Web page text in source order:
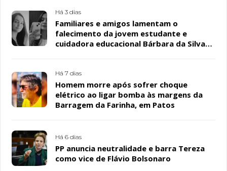
Há 3 dias
Familiares e amigos lamentam o
falecimento da jovem estudante e
cuidadora educacional Bárbara da Silva
Há 7 dias
Homem morre após sofrer choque
elétrico ao ligar bomba às margens da
Barragem da Farinha, em Patos
Há 6 dias
PP anuncia neutralidade e barra Tereza
como vice de Flávio Bolsonaro